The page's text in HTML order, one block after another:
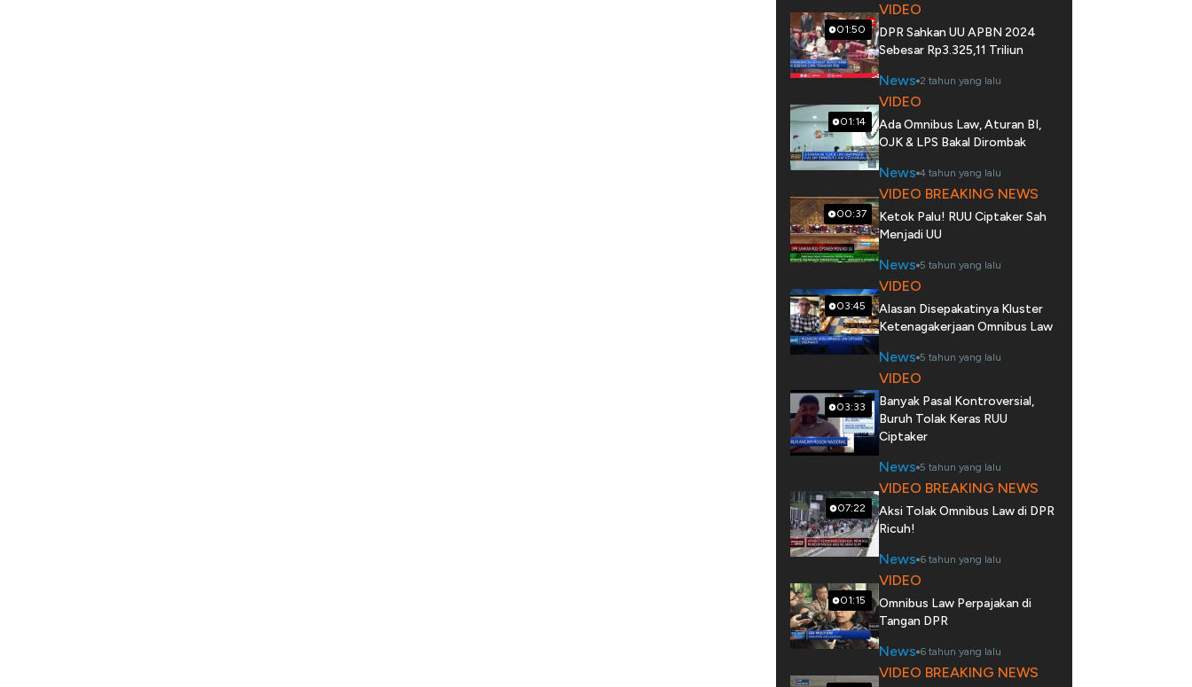
01:50
VIDEO
DPR Sahkan UU APBN 2024
Sebesar Rp3.325,11 Triliun
News 2 tahun yang lalu
01:14
VIDEO
Ada Omnibus Law, Aturan BI,
OJK & LPS Bakal Dirombak
News 4 tahun yang lalu
00:37
VIDEO BREAKING NEWS
Ketok Palu! RUU Ciptaker Sah
Menjadi UU
News 5 tahun yang lalu
03:45
VIDEO
Alasan Disepakatinya Kluster
Ketenagakerjaan Omnibus Law
News 5 tahun yang lalu
03:33
VIDEO
Banyak Pasal Kontroversial,
Buruh Tolak Keras RUU
Ciptaker
News 5 tahun yang lalu
07:22
VIDEO BREAKING NEWS
Aksi Tolak Omnibus Law di DPR
Ricuh!
News 6 tahun yang lalu
01:15
VIDEO
Omnibus Law Perpajakan di
Tangan DPR
News 6 tahun yang lalu
VIDEO BREAKING NEWS